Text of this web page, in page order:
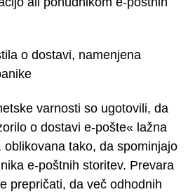
o dostavi, namenjena
varnosti so ugotovili, da
o dostavi e-pošte« lažna
oblikovana tako, da spominjajo
e-poštnih storitev. Prevara
prepričati, da več odhodnih